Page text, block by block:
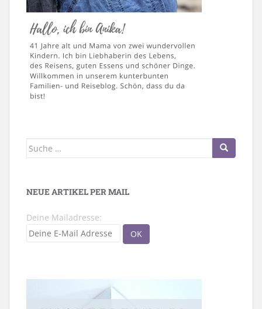
Suche
NEUE ARTIKEL PER MAIL
Deine Mailadresse: